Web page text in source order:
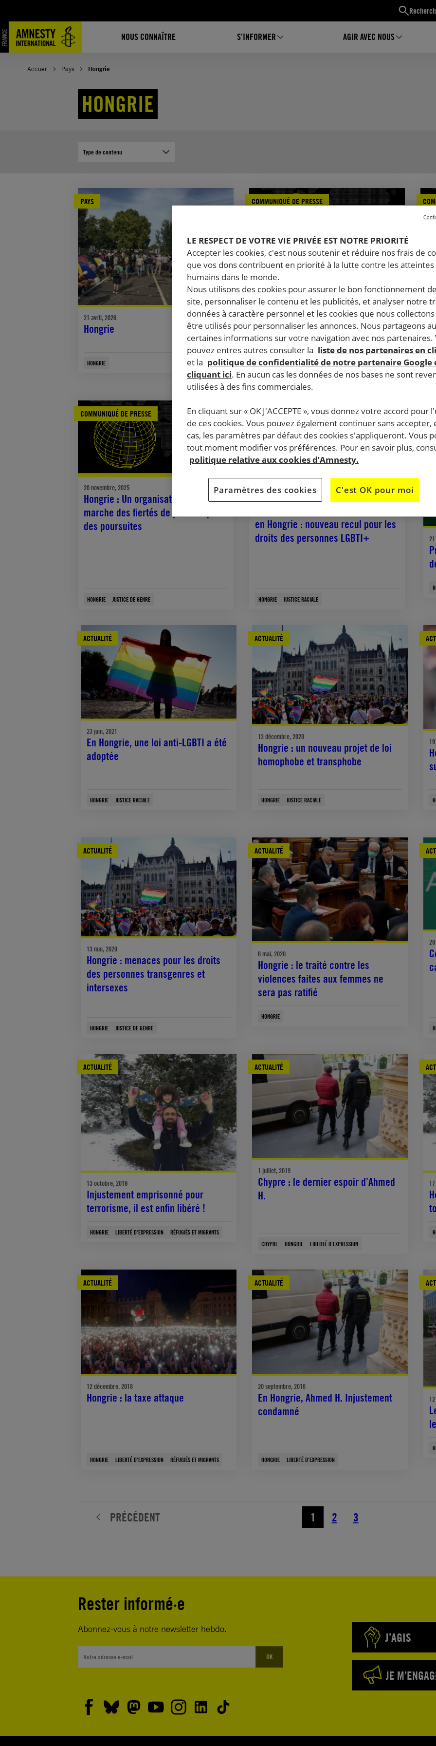
NOUS CONNAÎTRE S’INFORMER AGIR AVEC NOUS
contenu
Accueil Pays Hongrie
HONGRIE
Type de contenu
PAYS
21 avril, 2026
Hongrie
HONGRIE
COMMUNIQUÉ DE PRESSE
15 avril, 2026
Hongrie. Le nouveau gouvernement
a une occasion historique
d’inverser la tendance de recul en
matière de droits humains
HONGRIE
COMMUNIQUÉ DE PRESSE
20 novembre, 2025
Hongrie : Un organisateur de la
marche des fiertés de pécs risque
des poursuites
HONGRIE JUSTICE DE GENRE
ACTUALITÉ
en Hongrie : nouveau recul pour les
droits des personnes LGBTI+
HONGRIE JUSTICE RACIALE
ACTUALITÉ
23 juin, 2021
En Hongrie, une loi anti-LGBTI a été
adoptée
HONGRIE JUSTICE RACIALE
ACTUALITÉ
13 décembre, 2020
Hongrie : un nouveau projet de loi
homophobe et transphobe
HONGRIE JUSTICE RACIALE
ACTUALITÉ
13 mai, 2020
Hongrie : menaces pour les droits
des personnes transgenres et
intersexes
HONGRIE JUSTICE DE GENRE
ACTUALITÉ
6 mai, 2020
Hongrie : le traité contre les
violences faites aux femmes ne
sera pas ratifié
HONGRIE
ACTUALITÉ
13 octobre, 2019
Injustement emprisonné pour
terrorisme, il est enfin libéré !
HONGRIE LIBERTÉ D'EXPRESSION RÉFUGIÉS ET MIGRANTS
ACTUALITÉ
1 juillet, 2019
Chypre : le dernier espoir d’Ahmed
H.
CHYPRE HONGRIE LIBERTÉ D'EXPRESSION
ACTUALITÉ
12 décembre, 2018
Hongrie : la taxe attaque
HONGRIE LIBERTÉ D'EXPRESSION RÉFUGIÉS ET MIGRANTS
ACTUALITÉ
20 septembre, 2018
En Hongrie, Ahmed H. Injustement
condamné
HONGRIE LIBERTÉ D'EXPRESSION
PRÉCÉDENT 1 2 3
Rester informé·e
Abonnez-vous à notre newsletter hebdo.
OK
J’AGIS
JE
LE RESPECT DE VOTRE VIE PRIVÉE EST NOTRE PRIORITÉ
Accepter les cookies, c'est nous soutenir et réduire nos frais de
que vos dons contribuent en priorité à la lutte contre les
humains dans le monde.
Nous utilisons des cookies pour assurer le bon fonctionnement
site, personnaliser le contenu et les publicités, et analyser notre
données à caractère personnel et les cookies que nous
être utilisés pour personnaliser les annonces. Nous partageons
certaines informations sur votre navigation avec nos partenaires.
pouvez entres autres consulter la liste de nos partenaires en
et la politique de confidentialité de notre partenaire Google
cliquant ici. En aucun cas les données de nos bases ne sont
utilisées à des fins commerciales.
En cliquant sur « OK J'ACCEPTE », vous donnez votre accord pour
de ces cookies. Vous pouvez également continuer sans accepter,
cas, les paramètres par défaut des cookies s'appliqueront. Vous
tout moment modifier vos préférences. Pour en savoir plus,
politique relative aux cookies d’Amnesty.
Paramètres des cookies C'est OK pour moi